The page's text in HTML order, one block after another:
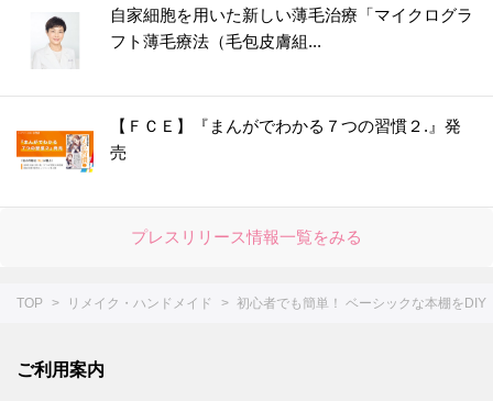
自家細胞を用いた新しい薄毛治療「マイクログラ
フト薄毛療法（毛包皮膚組...
【ＦＣＥ】『まんがでわかる７つの習慣２.』発
売
プレスリリース情報一覧をみる
TOP リメイク・ハンドメイド 初心者でも簡単！ ベーシックな本棚をDIY
ご利用案内